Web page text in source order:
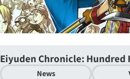
Eiyuden Chronicle: Hundred
News